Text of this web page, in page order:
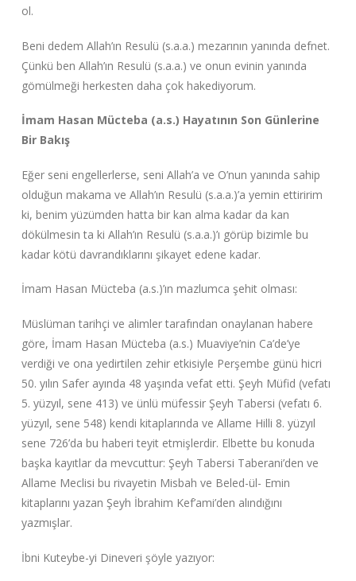
ol.
Beni dedem Allah’ın Resulü (s.a.a.) mezarının yanında defnet.
Çünkü ben Allah’ın Resulü (s.a.a.) ve onun evinin yanında
gömülmeği herkesten daha çok hakediyorum.
İmam Hasan Mücteba (a.s.) Hayatının Son Günlerine
Bir Bakış
Eğer seni engellerlerse, seni Allah’a ve O’nun yanında sahip
olduğun makama ve Allah’ın Resulü (s.a.a.)’a yemin ettiririm
ki, benim yüzümden hatta bir kan alma kadar da kan
dökülmesin ta ki Allah’ın Resulü (s.a.a.)’ı görüp bizimle bu
kadar kötü davrandıklarını şikayet edene kadar.
İmam Hasan Mücteba (a.s.)’ın mazlumca şehit olması:
Müslüman tarihçi ve alimler tarafından onaylanan habere
göre, İmam Hasan Mücteba (a.s.) Muaviye’nin Ca’de’ye
verdiği ve ona yedirtilen zehir etkisiyle Perşembe günü hicri
50. yılın Safer ayında 48 yaşında vefat etti. Şeyh Müfid (vefatı
5. yüzyıl, sene 413) ve ünlü müfessir Şeyh Tabersi (vefatı 6.
yüzyıl, sene 548) kendi kitaplarında ve Allame Hilli 8. yüzyıl
sene 726’da bu haberi teyit etmişlerdir. Elbette bu konuda
başka kayıtlar da mevcuttur: Şeyh Tabersi Taberani’den ve
Allame Meclisi bu rivayetin Misbah ve Beled-ül- Emin
kitaplarını yazan Şeyh İbrahim Kef’ami’den alındığını
yazmışlar.
İbni Kuteybe-yi Dineveri şöyle yazıyor: